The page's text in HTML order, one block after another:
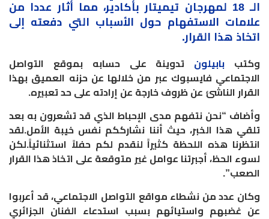
الـ 18 لمهرجان تيميتار بأكادير، مما أثار عددا من
علامات الاستفهام حول الأسباب التي دفعته إلى
اتخاذ هذا القرار.
وكتب بابيلون تدوينة على حسابه بموقع التواصل
الاجتماعي فايسبوك عبر من خلالها عن حزنه العميق بهذا
القرار الناشئ عن ظروف خارجة عن إرادته على حد تعبيره.
وأضاف “نحن نتفهم مدى الإحباط الذي قد تشعرون به بعد
تلقي هذا الخبر، حيث أننا نشارككم نفس خيبة الأمل.لقد
انتظرنا هذه اللحظة كثيراً لنقدم لكم حفلاً استثنائياً.لكن
لسوء الحظ، أجبرتنا عوامل غير متوقعة على اتخاذ هذا القرار
الصعب”.
وكان عدد من نشطاء مواقع التواصل الاجتماعي، قد أعربوا
عن غضبهم واستيائهم بسبب استدعاء الفنان الجزائري